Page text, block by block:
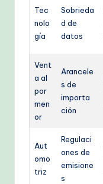
Tec
nolo
gía
Sobrieda
d de
datos
Vent
a al
por
men
or
Arancele
s de
importa
ción
Aut
omo
triz
Regulaci
ones de
emisione
s